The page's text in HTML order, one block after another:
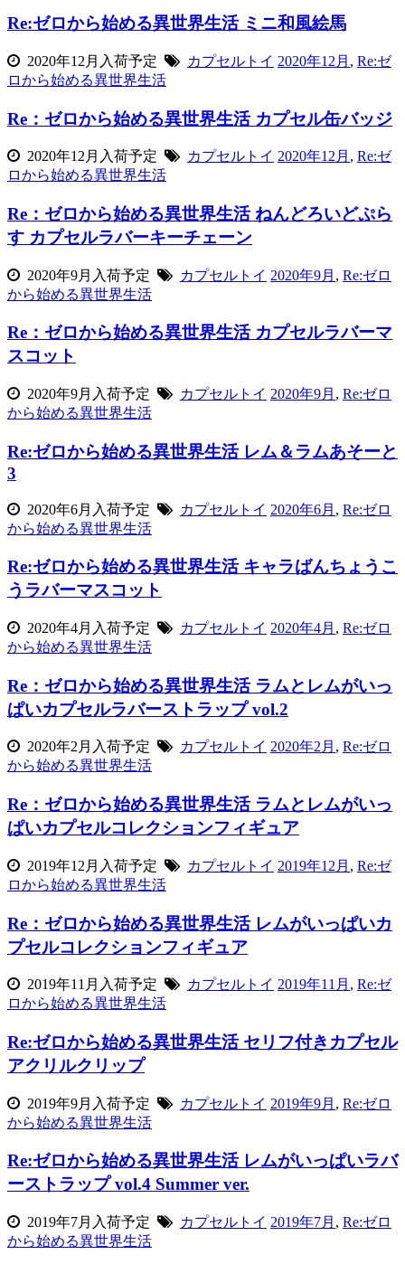
Re:ゼロから始める異世界生活 ミニ和風絵馬
2020年12月入荷予定 カプセルトイ 2020年12月 , Re:ゼ
ロから始める異世界生活
Re：ゼロから始める異世界生活 カプセル缶バッジ
2020年12月入荷予定 カプセルトイ 2020年12月 , Re:ゼ
ロから始める異世界生活
Re：ゼロから始める異世界生活 ねんどろいどぷら
す カプセルラバーキーチェーン
2020年9月入荷予定 カプセルトイ 2020年9月 , Re:ゼロ
から始める異世界生活
Re：ゼロから始める異世界生活 カプセルラバーマ
スコット
2020年9月入荷予定 カプセルトイ 2020年9月 , Re:ゼロ
から始める異世界生活
Re:ゼロから始める異世界生活 レム＆ラムあそーと
3
2020年6月入荷予定 カプセルトイ 2020年6月 , Re:ゼロ
から始める異世界生活
Re:ゼロから始める異世界生活 キャラばんちょうこ
うラバーマスコット
2020年4月入荷予定 カプセルトイ 2020年4月 , Re:ゼロ
から始める異世界生活
Re：ゼロから始める異世界生活 ラムとレムがいっ
ぱいカプセルラバーストラップ vol.2
2020年2月入荷予定 カプセルトイ 2020年2月 , Re:ゼロ
から始める異世界生活
Re：ゼロから始める異世界生活 ラムとレムがいっ
ぱいカプセルコレクションフィギュア
2019年12月入荷予定 カプセルトイ 2019年12月 , Re:ゼ
ロから始める異世界生活
Re：ゼロから始める異世界生活 レムがいっぱいカ
プセルコレクションフィギュア
2019年11月入荷予定 カプセルトイ 2019年11月 , Re:ゼ
ロから始める異世界生活
Re:ゼロから始める異世界生活 セリフ付きカプセル
アクリルクリップ
2019年9月入荷予定 カプセルトイ 2019年9月 , Re:ゼロ
から始める異世界生活
Re:ゼロから始める異世界生活 レムがいっぱいラバ
ーストラップ vol.4 Summer ver.
2019年7月入荷予定 カプセルトイ 2019年7月 , Re:ゼロ
から始める異世界生活